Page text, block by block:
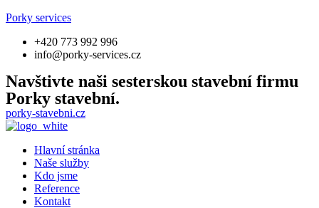
Porky services
+420 773 992 996
info@porky-services.cz
Navštivte naši sesterskou stavební firmu
Porky stavební.
porky-stavebni.cz
Hlavní stránka
Naše služby
Kdo jsme
Reference
Kontakt